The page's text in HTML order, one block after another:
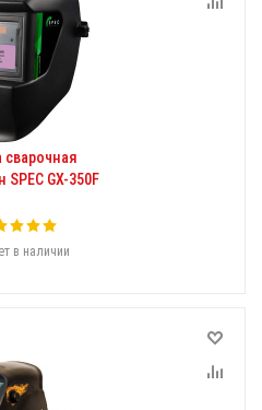
сварочная
GX-350F
в наличии